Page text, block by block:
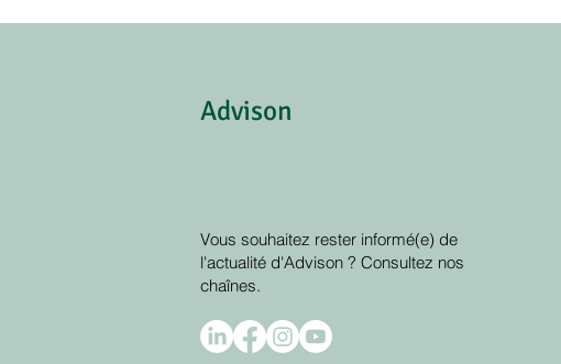
Advison
Vous souhaitez rester informé(e) de
l'actualité d'Advison ? Consultez nos
chaînes.